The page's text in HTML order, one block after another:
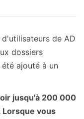
de AD
dossiers
ajouté à un
jusqu'à 200 000
Lorsque vous